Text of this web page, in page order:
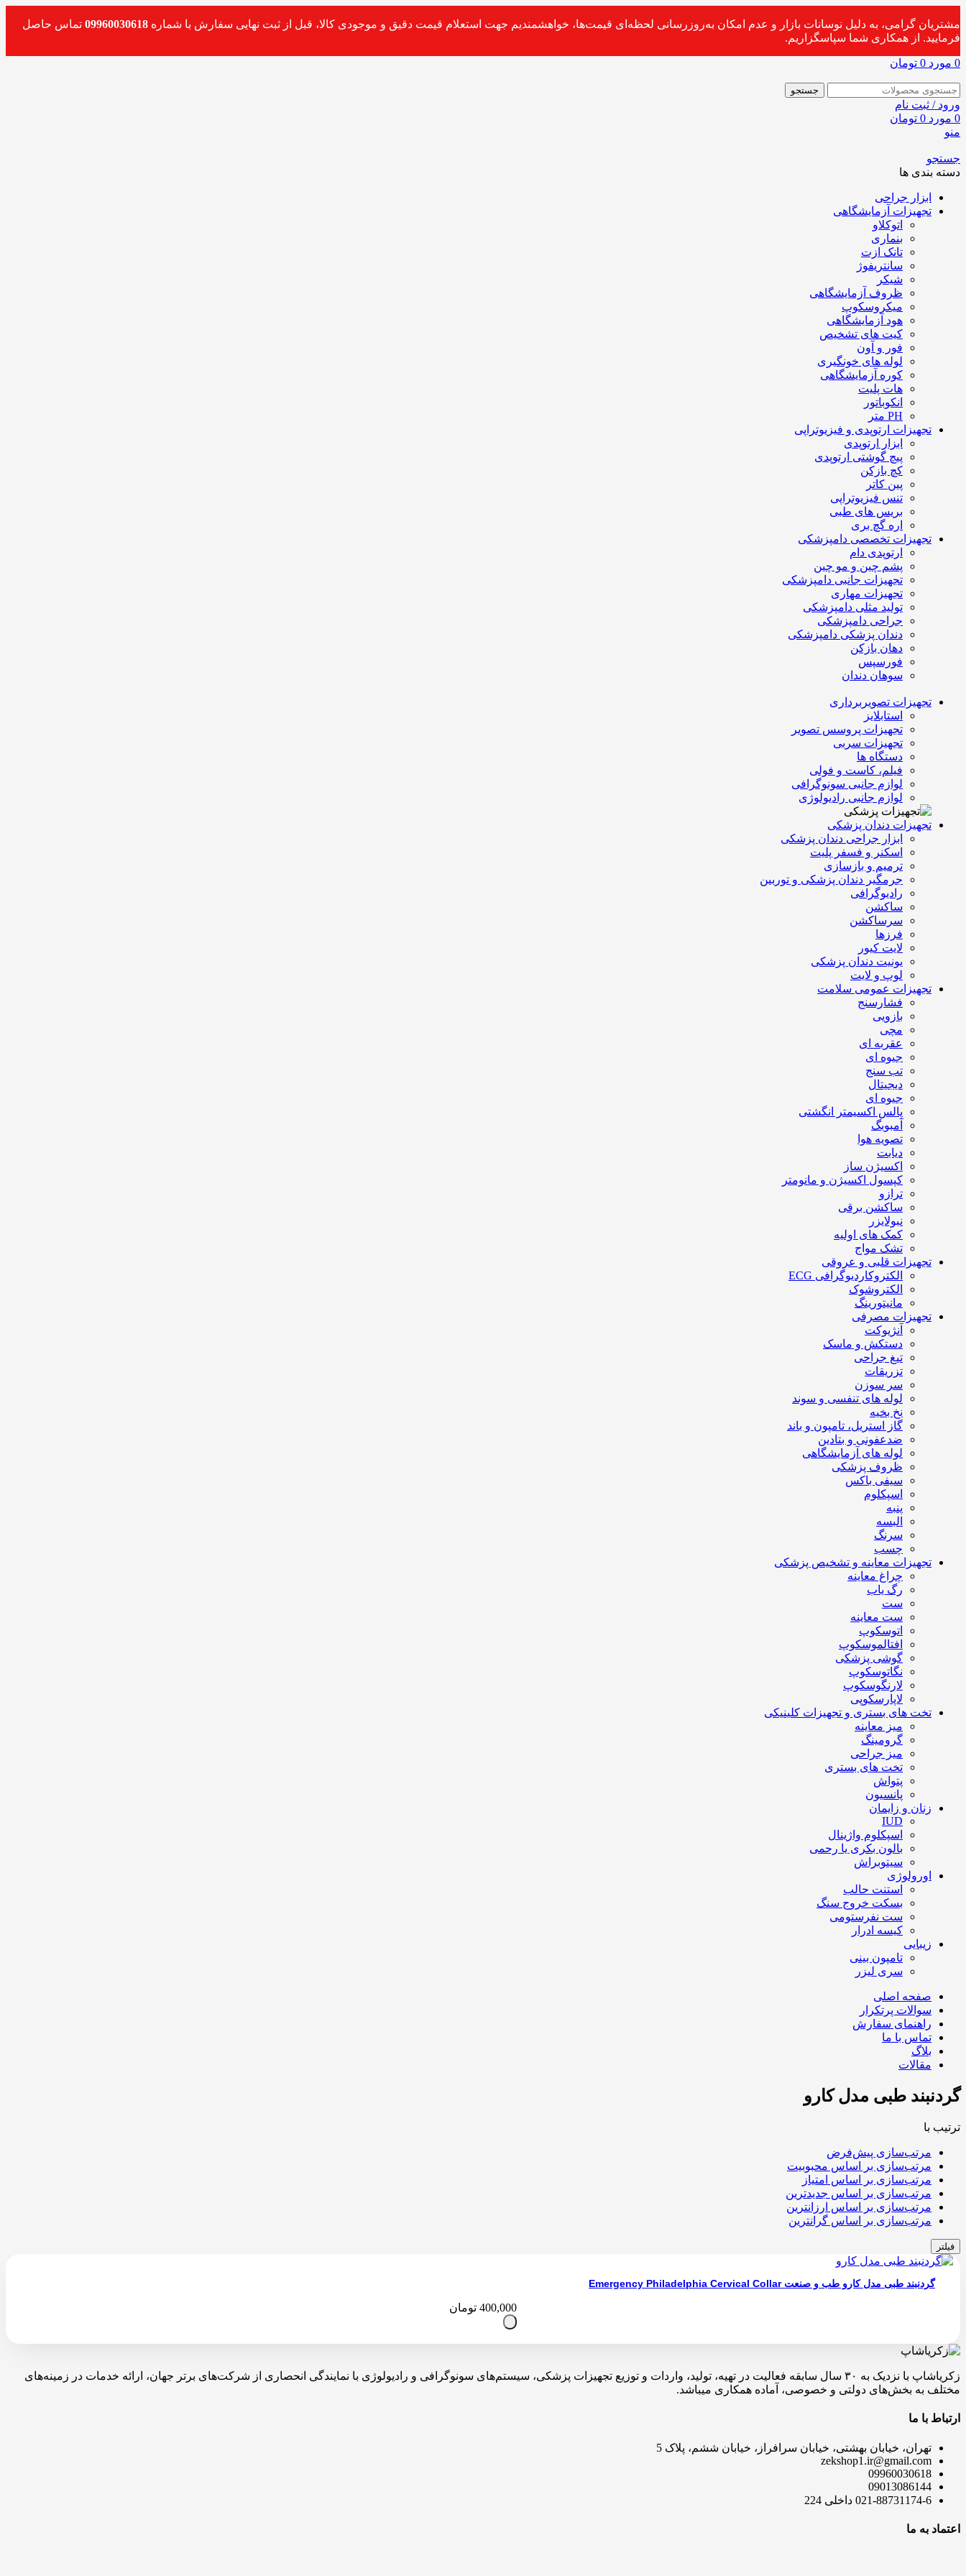
مشتریان گرامی، به دلیل نوسانات بازار و عدم امکان به‌روزرسانی لحظه‌ای قیمت‌ها، خواهشمندیم جهت استعلام قیمت دقیق و موجودی کالا، قبل از ثبت نهایی سفارش با شماره 09960030618 تماس حاصل
فرمایید. از همکاری شما سپاسگزاریم.
0 مورد 0 تومان
جستجو
ورود / ثبت نام
0 مورد 0 تومان
منو
جستجو
دسته بندی ها
ابزار جراحی
تجهیزات آزمایشگاهی
اتوکلاو
بنماری
تانک ازت
سانتریفوژ
شیکر
ظروف آزمایشگاهی
میکروسکوپ
هود آزمایشگاهی
کیت های تشخیص
فور و آون
لوله های خونگیری
کوره آزمایشگاهی
هات پلیت
انکوباتور
PH متر
تجهیزات ارتوپدی و فیزیوتراپی
ابزار ارتوپدی
پیچ گوشتی ارتوپدی
کچ بازکن
پین کاتر
تنس فیزیوتراپی
بریس های طبی
اره گچ بری
تجهیزات تخصصی دامپزشکی
ارتوپدی دام
پشم چین و مو چین
تجهیزات جانبی دامپزشکی
تجهیزات مهاری
تولید مثلی دامپزشکی
جراحی دامپزشکی
دندان پزشکی دامپزشکی
دهان بازکن
فورسپس
سوهان دندان
تجهیزات تصویربرداری
استابلایز
تجهیزات پروسس تصویر
تجهیزات سربی
دستگاه ها
فیلم، کاست و فولی
لوازم جانبی سونوگرافی
لوازم جانبی رادیولوژی
تجهیزات دندان پزشکی
ابزار جراحی دندان پزشکی
اسکنر و فسفر پلیت
ترمیم و بازسازی
جرمگیر دندان پزشکی و توربین
رادیوگرافی
ساکشن
سرساکشن
فرزها
لایت کیور
یونیت دندان پزشکی
لوپ و لایت
تجهیزات عمومی سلامت
فشارسنج
بازویی
مچی
عقربه ای
جیوه ای
تب سنج
دیجیتال
جیوه ای
پالس اکسیمتر انگشتی
آمبوبگ
تصویه هوا
دیابت
اکسیژن ساز
کپسول اکسیژن و مانومتر
ترازو
ساکشن برقی
نبولایزر
کمک های اولیه
تشک مواج
تجهیزات قلبی و عروقی
الکتروکاردیوگرافی ECG
الکتروشوک
مانیتورینگ
تجهیزات مصرفی
آنژیوکت
دستکش و ماسک
تیغ جراحی
تزریقات
سر سوزن
لوله های تنفسی و سوند
نخ بخیه
گاز استریل، تامپون و باند
ضدعفونی و بتادین
لوله های آزمایشگاهی
ظروف پزشکی
سیفی باکس
اسپکلوم
پنبه
البسه
سرنگ
چسب
تجهیزات معاینه و تشخیص پزشکی
چراغ معاینه
رگ یاب
ست
ست معاینه
اتوسکوپ
افتالموسکوپ
گوشی پزشکی
نگاتوسکوپ
لارنگوسکوپ
لاپارسکوپی
تخت های بستری و تجهیزات کلینیکی
میز معاینه
گرومینگ
میز جراحی
تخت های بستری
پتواش
پانسیون
زنان و زایمان
IUD
اسپکلوم واژینال
بالون بکری یا رحمی
سیتوبراش
اورولوژی
استنت حالب
بسکت خروج سنگ
ست نفرستومی
کیسه ادرار
زیبایی
تامپون بینی
سری لیزر
صفحه اصلی
سوالات پرتکرار
راهنمای سفارش
تماس با ما
بلاگ
مقالات
گردنبند طبی مدل کارو
ترتیب با
مرتب‌سازی پیش‌فرض
مرتب‌سازی بر اساس محبوبیت
مرتب‌سازی بر اساس امتیاز
مرتب‌سازی بر اساس جدیدترین
مرتب‌سازی بر اساس ارزانترین
مرتب‌سازی بر اساس گرانترین
فیلتر
گردنبند طبی مدل کارو طب و صنعت Emergency Philadelphia Cervical Collar
400,000 تومان
زکریاشاپ با نزدیک به ۳۰ سال سابقه فعالیت در تهیه، تولید، واردات و توزیع تجهیزات پزشکی، سیستم‌های سونوگرافی و رادیولوژی با نمایندگی انحصاری از شرکت‌های برتر جهان، ارائه خدمات در زمینه‌های
مختلف به بخش‌های دولتی و خصوصی، آماده همکاری میباشد.
ارتباط با ما
تهران، خیابان بهشتی، خیابان سرافراز، خیابان ششم، پلاک 5
zekshop1.ir@gmail.com
09960030618
09013086144
021-88731174-6 داخلی 224
اعتماد به ما